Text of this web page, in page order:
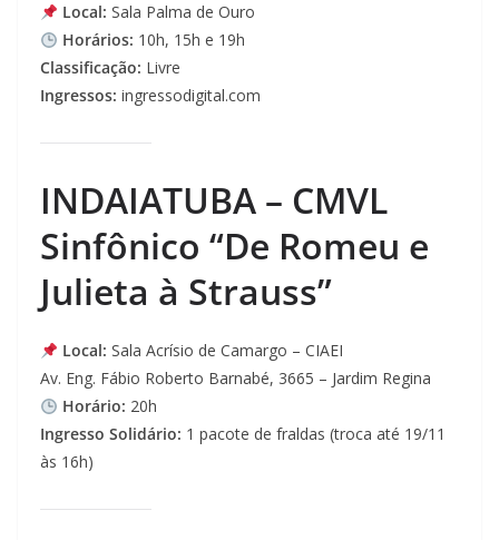
Local: Sala Palma de Ouro
Horários: 10h, 15h e 19h
Classificação: Livre
Ingressos: ingressodigital.com
INDAIATUBA – CMVL
Sinfônico “De Romeu e
Julieta à Strauss”
Local: Sala Acrísio de Camargo – CIAEI
Av. Eng. Fábio Roberto Barnabé, 3665 – Jardim Regina
Horário: 20h
Ingresso Solidário: 1 pacote de fraldas (troca até 19/11
às 16h)